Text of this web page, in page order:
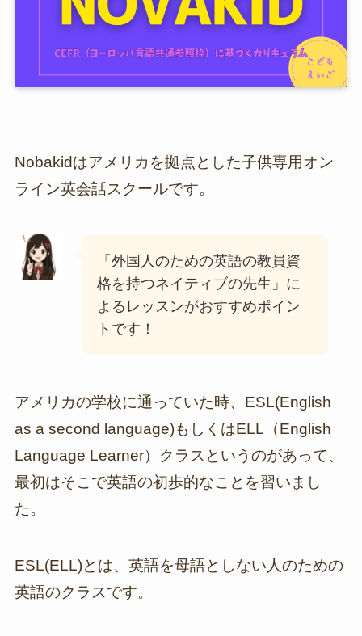
Nobakidはアメリカを拠点とした子供専用オン
ライン英会話スクールです。
「外国人のための英語の教員資
格を持つネイティブの先生」に
よるレッスンがおすすめポイン
トです！
アメリカの学校に通っていた時、ESL(English
as a second language)もしくはELL（English
Language Learner）クラスというのがあって、
最初はそこで英語の初歩的なことを習いまし
た。
ESL(ELL)とは、英語を母語としない人のための
英語のクラスです。